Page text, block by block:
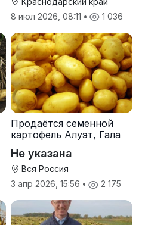
8 июл 2026, 08:11 • 1 036
Продаётся семенной
картофель Алуэт, Гала
Не указана
Вся Россия
3 апр 2026, 15:56 • 2 175